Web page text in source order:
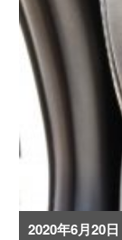
2020年6月20日